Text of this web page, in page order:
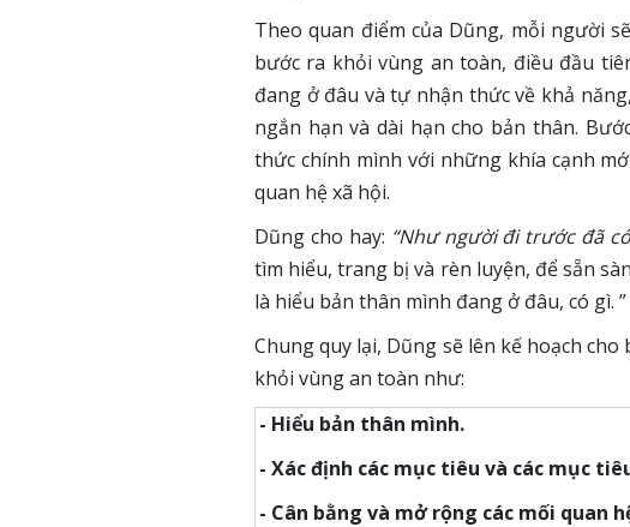
Theo quan điểm của Dũng, mỗi người
bước ra khỏi vùng an toàn, điều đầu
đang ở đâu và tự nhận thức về khả
ngắn hạn và dài hạn cho bản thân.
thức chính mình với những khía cạnh
quan hệ xã hội.
Dũng cho hay: “Như người đi trước đã
tìm hiểu, trang bị và rèn luyện, để sẵn
là hiểu bản thân mình đang ở đâu, có gì. ”
Chung quy lại, Dũng sẽ lên kế hoạch
khỏi vùng an toàn như:
- Hiểu bản thân mình.
- Xác định các mục tiêu và các mục
- Cân bằng và mở rộng các mối quan